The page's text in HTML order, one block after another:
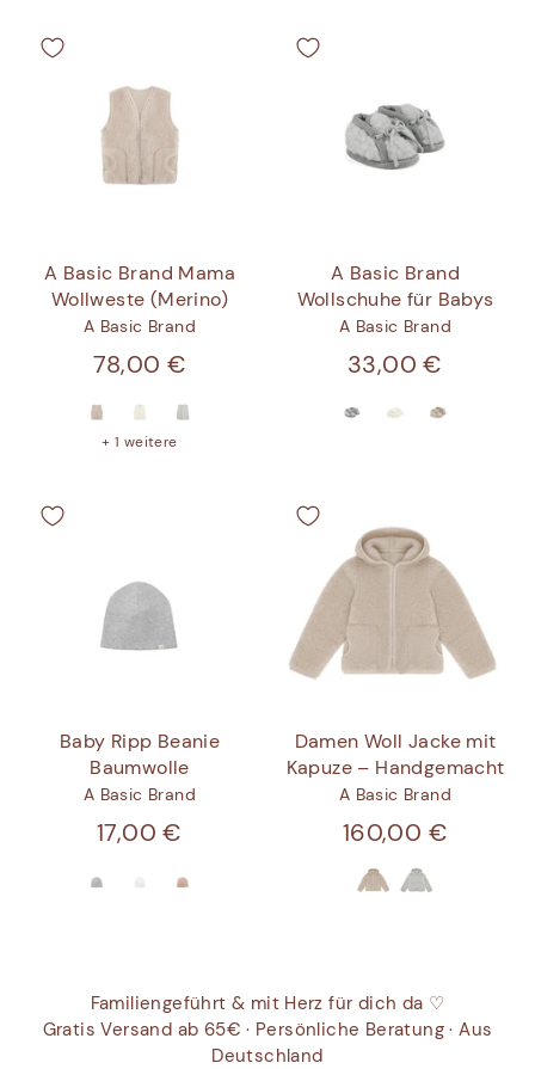
A Basic Brand Mama
Wollweste (Merino)
A Basic Brand
78,00 €
+ 1 weitere
A Basic Brand
Wollschuhe für Babys
A Basic Brand
33,00 €
Baby Ripp Beanie
Baumwolle
A Basic Brand
17,00 €
Damen Woll Jacke mit
Kapuze – Handgemacht
A Basic Brand
160,00 €
Familiengeführt & mit Herz für dich da ♡
Gratis Versand ab 65€ · Persönliche Beratung · Aus
Deutschland